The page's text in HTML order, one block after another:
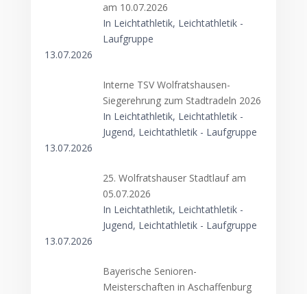
am 10.07.2026
In Leichtathletik, Leichtathletik -
Laufgruppe
13.07.2026
Interne TSV Wolfratshausen-
Siegerehrung zum Stadtradeln 2026
In Leichtathletik, Leichtathletik -
Jugend, Leichtathletik - Laufgruppe
13.07.2026
25. Wolfratshauser Stadtlauf am
05.07.2026
In Leichtathletik, Leichtathletik -
Jugend, Leichtathletik - Laufgruppe
13.07.2026
Bayerische Senioren-
Meisterschaften in Aschaffenburg